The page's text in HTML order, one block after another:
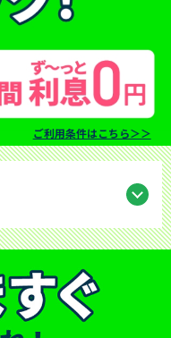
ご利用条件はこちら＞＞